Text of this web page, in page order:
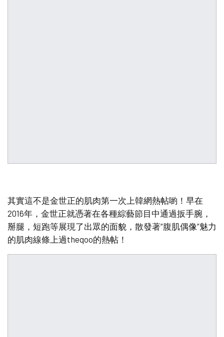
其實這不是金世正的肌肉第一次上韓網熱帖喲！早在
2016年，金世正就憑著在各種綜藝節目中通過扳手腕，
掰腿，短跑等展現了出眾的面貌，散發著“腹肌偶像”魅力
的肌肉線條上過theqoo的熱帖！